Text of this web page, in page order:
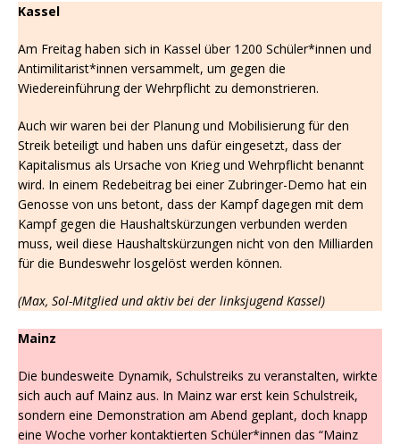
Kassel
Am Freitag haben sich in Kassel über 1200 Schüler*innen und
Antimilitarist*innen versammelt, um gegen die
Wiedereinführung der Wehrpflicht zu demonstrieren.
Auch wir waren bei der Planung und Mobilisierung für den
Streik beteiligt und haben uns dafür eingesetzt, dass der
Kapitalismus als Ursache von Krieg und Wehrpflicht benannt
wird. In einem Redebeitrag bei einer Zubringer-Demo hat ein
Genosse von uns betont, dass der Kampf dagegen mit dem
Kampf gegen die Haushaltskürzungen verbunden werden
muss, weil diese Haushaltskürzungen nicht von den Milliarden
für die Bundeswehr losgelöst werden können.
(Max, Sol-Mitglied und aktiv bei der linksjugend Kassel)
Mainz
Die bundesweite Dynamik, Schulstreiks zu veranstalten, wirkte
sich auch auf Mainz aus. In Mainz war erst kein Schulstreik,
sondern eine Demonstration am Abend geplant, doch knapp
eine Woche vorher kontaktierten Schüler*innen das “Mainz